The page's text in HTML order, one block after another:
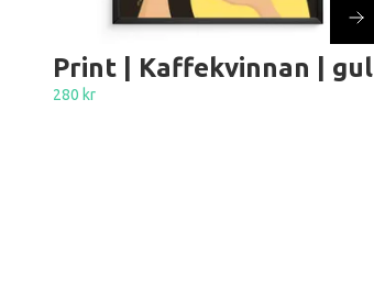
Print | Kaffekvinnan | gul
280 kr